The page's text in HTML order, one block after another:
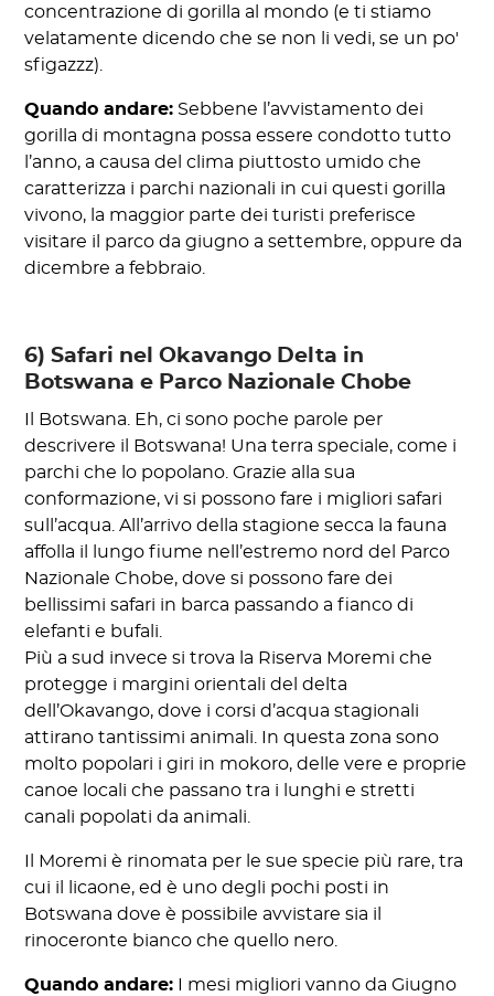
concentrazione di gorilla al mondo (e ti stiamo
velatamente dicendo che se non li vedi, se un po'
sfigazzz).
Quando andare: Sebbene l’avvistamento dei
gorilla di montagna possa essere condotto tutto
l’anno, a causa del clima piuttosto umido che
caratterizza i parchi nazionali in cui questi gorilla
vivono, la maggior parte dei turisti preferisce
visitare il parco da giugno a settembre, oppure da
dicembre a febbraio.
6) Safari nel Okavango Delta in
Botswana e Parco Nazionale Chobe
Il Botswana. Eh, ci sono poche parole per
descrivere il Botswana! Una terra speciale, come i
parchi che lo popolano. Grazie alla sua
conformazione, vi si possono fare i migliori safari
sull’acqua. All’arrivo della stagione secca la fauna
affolla il lungo fiume nell’estremo nord del Parco
Nazionale Chobe, dove si possono fare dei
bellissimi safari in barca passando a fianco di
elefanti e bufali.
Più a sud invece si trova la Riserva Moremi che
protegge i margini orientali del delta
dell’Okavango, dove i corsi d’acqua stagionali
attirano tantissimi animali. In questa zona sono
molto popolari i giri in mokoro, delle vere e proprie
canoe locali che passano tra i lunghi e stretti
canali popolati da animali.
Il Moremi è rinomata per le sue specie più rare, tra
cui il licaone, ed è uno degli pochi posti in
Botswana dove è possibile avvistare sia il
rinoceronte bianco che quello nero.
Quando andare: I mesi migliori vanno da Giugno